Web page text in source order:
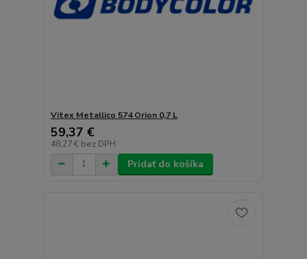
Vitex Metallico 574 Orion 0,7 L
59,37 €
48,27 € bez DPH
Pridať do košíka